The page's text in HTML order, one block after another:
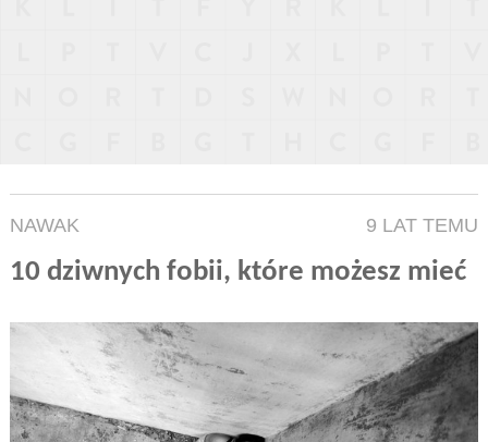
NAWAK 9 LAT TEMU
10 dziwnych fobii, które możesz mieć